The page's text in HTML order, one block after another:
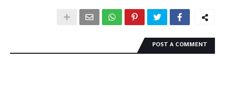
POST A COMMENT